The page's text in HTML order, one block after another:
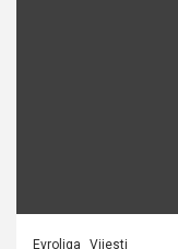
Evroliga Vijesti